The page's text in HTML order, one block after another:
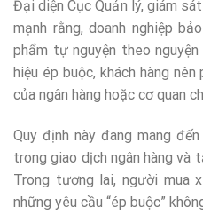
Đại diện Cục Quản lý, giám
mạnh rằng, doanh nghiệp
phẩm tự nguyện theo
hiệu ép buộc, khách hàng
của ngân hàng hoặc cơ quan
Quy định này đang mang
trong giao dịch ngân hàng và
Trong tương lai, người
những yêu cầu “ép buộc”